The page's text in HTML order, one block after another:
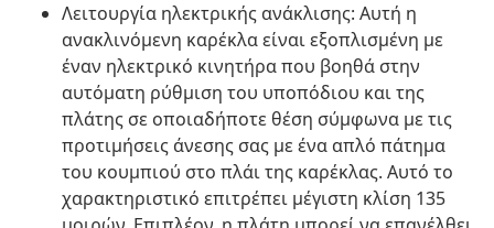
Λειτουργία ηλεκτρικής ανάκλισης: Αυτή η
ανακλινόμενη καρέκλα είναι εξοπλισμένη με
έναν ηλεκτρικό κινητήρα που βοηθά στην
αυτόματη ρύθμιση του υποπόδιου και της
πλάτης σε οποιαδήποτε θέση σύμφωνα με τις
προτιμήσεις άνεσης σας με ένα απλό πάτημα
του κουμπιού στο πλάι της καρέκλας. Αυτό το
χαρακτηριστικό επιτρέπει μέγιστη κλίση 135